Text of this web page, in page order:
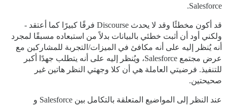
Salesforce.
قد أكون مخطئًا وقد لا يحدث Discourse فرقًا كبيرًا كما أعتقد -
ولكني أود أن أثبت خطئي بالبيانات بدلاً من استبعاده مسبقًا لمجرد
أنه يُنظر إليه على أنه مكافئ في الميزات/التجربة للمشاركين مع
عرض مجتمع Salesforce، ويُنظر إليه على أنه يتطلب جهدًا أكبر
للتنفيذ. فرضيتي العاملة هي أن كلا وجهتي النظر هاتين غير
صحيحتين.
عند النظر إلى المواضيع المتعلقة بالتكامل بين Salesforce و